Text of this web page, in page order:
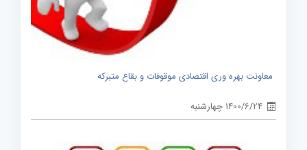
معاونت بهره وری اقتصادی موقوفات و بقاع متبرکه
1400/6/24 چهارشنبه